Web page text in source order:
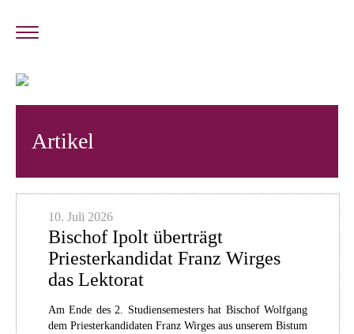
Artikel
10. Juli 2026
Bischof Ipolt überträgt
Priesterkandidat Franz Wirges
das Lektorat
Am Ende des 2. Studiensemesters hat Bischof Wolfgang
dem Priesterkandidaten Franz Wirges aus unserem Bistum